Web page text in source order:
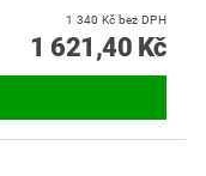
1 340 Kč bez DPH
1 621,40 Kč